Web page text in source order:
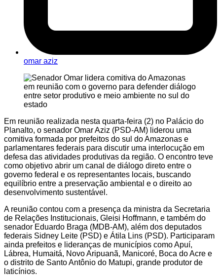
omar aziz
Em reunião realizada nesta quarta-feira (2) no Palácio do
Planalto, o senador Omar Aziz (PSD-AM) liderou uma
comitiva formada por prefeitos do sul do Amazonas e
parlamentares federais para discutir uma interlocução em
defesa das atividades produtivas da região. O encontro teve
como objetivo abrir um canal de diálogo direto entre o
governo federal e os representantes locais, buscando
equilíbrio entre a preservação ambiental e o direito ao
desenvolvimento sustentável.
A reunião contou com a presença da ministra da Secretaria
de Relações Institucionais, Gleisi Hoffmann, e também do
senador Eduardo Braga (MDB-AM), além dos deputados
federais Sidney Leite (PSD) e Átila Lins (PSD). Participaram
ainda prefeitos e lideranças de municípios como Apuí,
Lábrea, Humaitá, Novo Aripuanã, Manicoré, Boca do Acre e
o distrito de Santo Antônio do Matupi, grande produtor de
laticínios.